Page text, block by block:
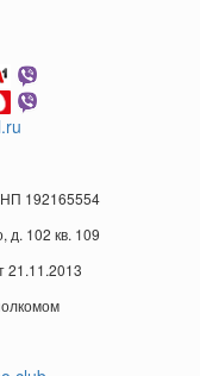
192165554
д. 102 кв. 109
21.11.2013